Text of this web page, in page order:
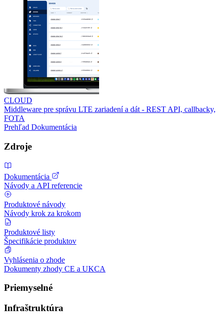
CLOUD
Middleware pre správu LTE zariadení a dát - REST API, callbacky,
FOTA
Prehľad Dokumentácia
Zdroje
Dokumentácia
Návody a API referencie
Produktové návody
Návody krok za krokom
Produktové listy
Špecifikácie produktov
Vyhlásenia o zhode
Dokumenty zhody CE a UKCA
Priemyselné
Infraštruktúra